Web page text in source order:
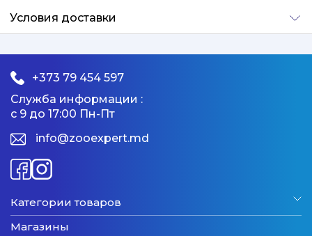
Условия доставки
+373 79 454 597
Служба информации :
с 9 до 17:00 Пн-Пт
info@zooexpert.md
Категории товаров
Магазины